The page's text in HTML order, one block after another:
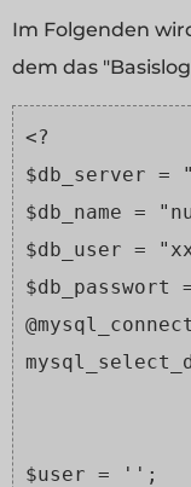
Im Folgenden
dem das
<?
$db_server =
$db_name =
$db_user =
$db_passwort
$user = '';